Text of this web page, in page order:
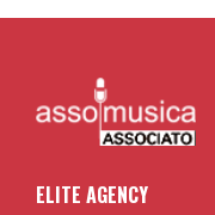
ELITE AGENCY